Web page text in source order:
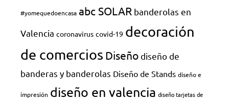
#yomequedoencasa abc SOLAR banderolas en
Valencia coronavirus covid-19 decoración
de comercios Diseñodiseño de
banderas y banderolas Diseño de Stands diseño e
impresión diseño en valencia diseño tarjetas de